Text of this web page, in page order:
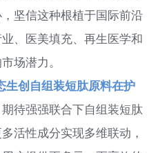
坚信这种根植于国际前沿
、医美填充、再生医学和
场潜力。
生创自组装短肽原料在护
待强强联合下自组装短肽
活性成分实现多维联动，